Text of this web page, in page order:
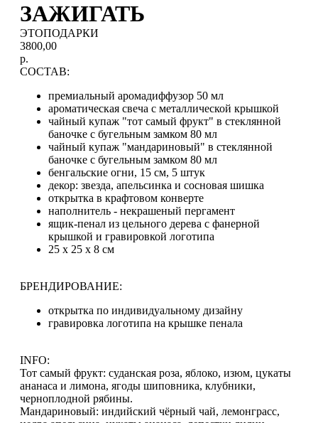
ЗАЖИГАТЬ
ЭТОПОДАРКИ
3800,00
р.
СОСТАВ:
премиальный аромадиффузор 50 мл
ароматическая свеча с металлической крышкой
чайный купаж "тот самый фрукт" в стеклянной
баночке с бугельным замком 80 мл
чайный купаж "мандариновый" в стеклянной
баночке с бугельным замком 80 мл
бенгальские огни, 15 см, 5 штук
декор: звезда, апельсинка и сосновая шишка
открытка в крафтовом конверте
наполнитель - некрашеный пергамент
ящик-пенал из цельного дерева с фанерной
крышкой и гравировкой логотипа
25 х 25 х 8 см
БРЕНДИРОВАНИЕ:
открытка по индивидуальному дизайну
гравировка логотипа на крышке пенала
INFO:
Тот самый фрукт: суданская роза, яблоко, изюм, цукаты
ананаса и лимона, ягоды шиповника, клубники,
черноплодной рябины.
Мандариновый: индийский чёрный чай, лемонграсс,